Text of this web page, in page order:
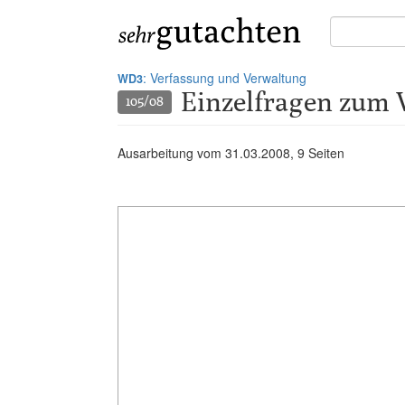
Suche
in
WD3: Verfassung und Verwaltung
105/08 Einzelfragen zum
Ausarbeitung vom 31.03.2008, 9 Seiten